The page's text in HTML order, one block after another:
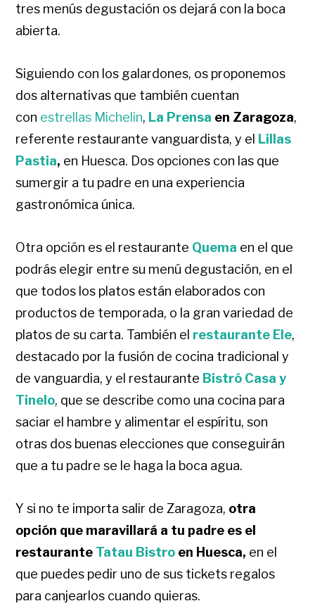
tres menús degustación os dejará con la boca
abierta.
Siguiendo con los galardones, os proponemos
dos alternativas que también cuentan
con estrellas Michelin, La Prensa en Zaragoza,
referente restaurante vanguardista, y el Lillas
Pastia, en Huesca. Dos opciones con las que
sumergir a tu padre en una experiencia
gastronómica única.
Otra opción es el restaurante Quema en el que
podrás elegir entre su menú degustación, en el
que todos los platos están elaborados con
productos de temporada, o la gran variedad de
platos de su carta. También el restaurante Ele,
destacado por la fusión de cocina tradicional y
de vanguardia, y el restaurante Bistró Casa y
Tinelo, que se describe como una cocina para
saciar el hambre y alimentar el espíritu, son
otras dos buenas elecciones que conseguirán
que a tu padre se le haga la boca agua.
Y si no te importa salir de Zaragoza, otra
opción que maravillará a tu padre es el
restaurante Tatau Bistro en Huesca, en el
que puedes pedir uno de sus tickets regalos
para canjearlos cuando quieras.